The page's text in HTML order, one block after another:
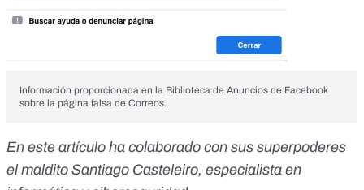
Información proporcionada en la Biblioteca de Anuncios de Facebook
sobre la página falsa de Correos.
En este artículo ha colaborado con sus superpoderes
el maldito Santiago Casteleiro, especialista en